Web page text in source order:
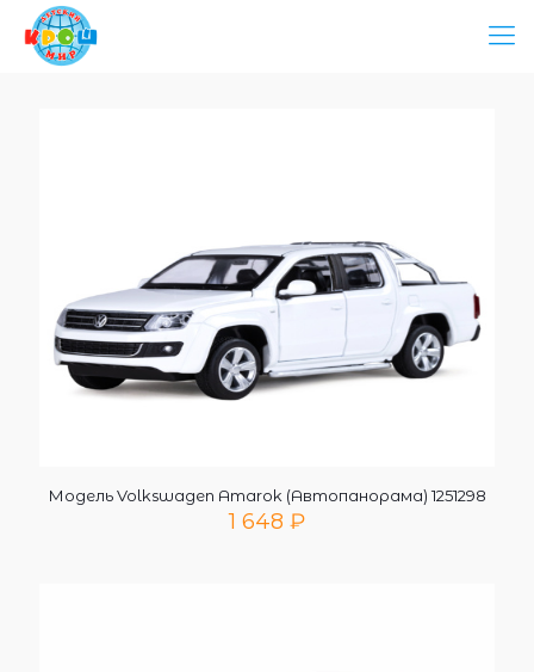
Модель Volkswagen Amarok (Автопанорама) 1251298
1 648 ₽